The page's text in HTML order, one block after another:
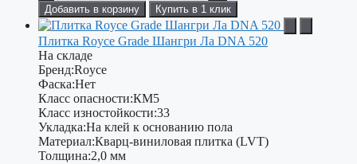
Добавить в корзину
Купить в 1 клик
Плитка Royce Grade Шангри Ла DNA 520
На складе
Бренд:Royce
Фаска:Нет
Класс опасности:КМ5
Класс изностойкости:33
Укладка:На клей к основанию пола
Материал:Кварц-виниловая плитка (LVT)
Толщина:2,0 мм